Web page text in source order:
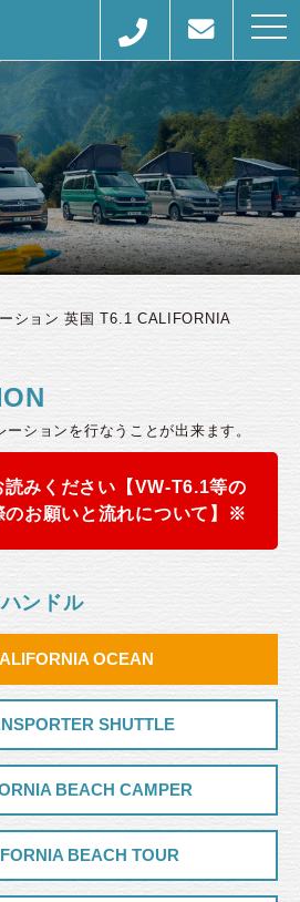
ション 英国 T6.1 CALIFORNIA
ションを行なうことが出来ます。
みください【VW-T6.1等の
のお願いと流れについて】※
ンドル
OCEAN
SHUTTLE
BEACH CAMPER
BEACH TOUR